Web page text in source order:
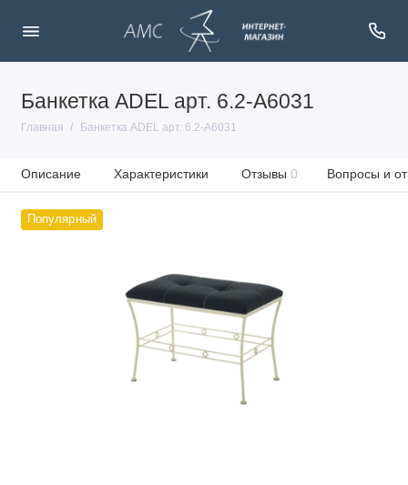
Банкетка ADEL арт. 6.2-А6031
Главная Банкетка ADEL арт. 6.2-А6031
Описание Характеристики Отзывы 0 Вопросы и
Популярный